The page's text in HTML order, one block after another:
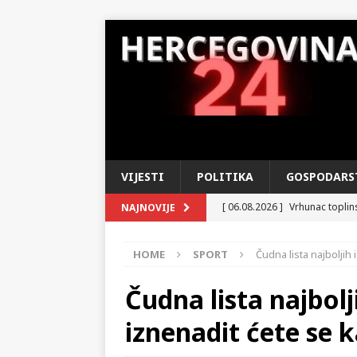
VIJESTI POLITIKA
NAJNOVIJE [ 06.08.2026 ] Vrhunac
Operaciji »Oluja«
[ 04.08.2026 ]
U susret
u tihom ponosu i iščekivanju
[ 03.08.2026 ] MUP HNŽ –
HOME SPORT Čudna lista najboljih
Čudna lista
iznenadit ćete se